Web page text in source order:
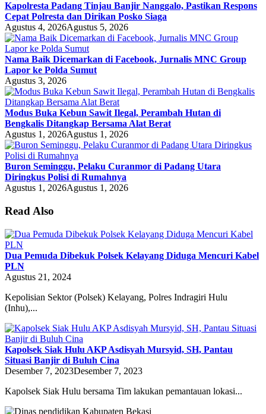
Kapolresta Padang Tinjau Banjir Nanggalo, Pastikan Respons
Cepat Polresta dan Dirikan Posko Siaga
Agustus 4, 2026Agustus 5, 2026
Nama Baik Dicemarkan di Facebook, Jurnalis MNC Group
Lapor ke Polda Sumut
Agustus 3, 2026
Modus Buka Kebun Sawit Ilegal, Perambah Hutan di
Bengkalis Ditangkap Bersama Alat Berat
Agustus 1, 2026Agustus 1, 2026
Buron Seminggu, Pelaku Curanmor di Padang Utara
Diringkus Polisi di Rumahnya
Agustus 1, 2026Agustus 1, 2026
Read Also
Dua Pemuda Dibekuk Polsek Kelayang Diduga Mencuri Kabel
PLN
Agustus 21, 2024
Kepolisian Sektor (Polsek) Kelayang, Polres Indragiri Hulu
(Inhu),...
Kapolsek Siak Hulu AKP Asdisyah Mursyid, SH, Pantau
Situasi Banjir di Buluh Cina
Desember 7, 2023Desember 7, 2023
Kapolsek Siak Hulu bersama Tim lakukan pemantauan lokasi...